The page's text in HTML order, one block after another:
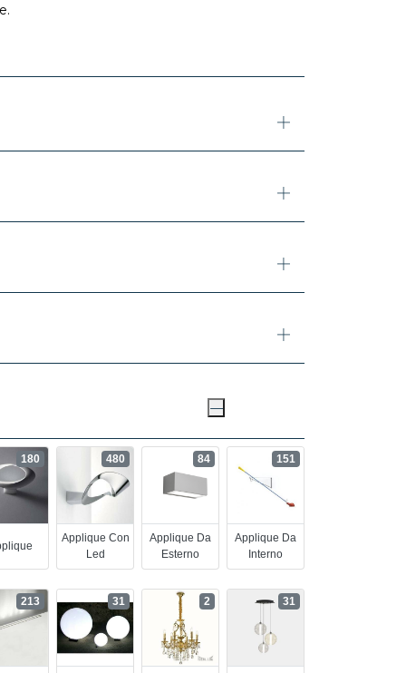
180
Applique Con
Led
480
Applique Da
Esterno
84
Applique Da
Interno
151
213 31 2 31